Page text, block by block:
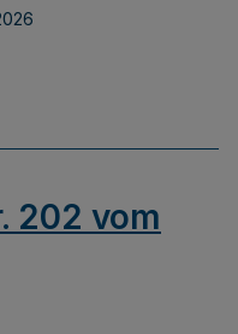
202 vom